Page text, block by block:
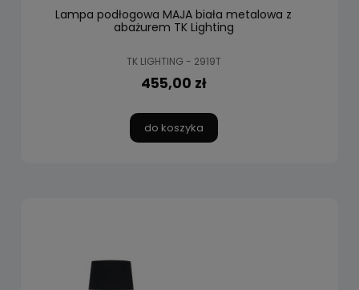
Lampa podłogowa MAJA biała metalowa z
abażurem TK Lighting
TK LIGHTING - 2919T
455,00 zł
do koszyka